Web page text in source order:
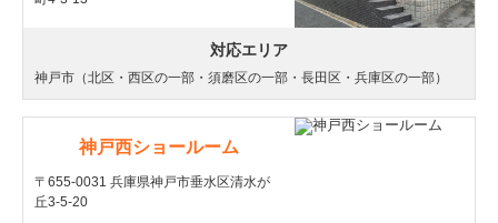
対応エリア
神戸市（北区・西区の一部・須磨区の一部・長田区・兵庫区の一部）
神戸西ショールーム
〒655-0031 兵庫県神戸市垂水区清水が
丘3-5-20